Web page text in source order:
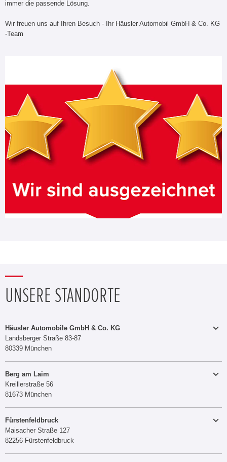
immer die passende Lösung.
Wir freuen uns auf Ihren Besuch - Ihr Häusler Automobil GmbH & Co. KG
-Team
UNSERE STANDORTE
Häusler Automobile GmbH & Co. KG
Landsberger Straße 83-87
80339 München
E-MAIL SENDEN
Service-Annahme und Fahrzeugabholung
Mo – Fr:
Teile & Zubehör
Mo.-Fr.
Berg am Laim
Kreillerstraße 56
81673 München
E-MAIL SENDEN
Verkauf
Mo.-Fr.
8:30 - 18:00 Uhr
Fürstenfeldbruck
Maisacher Straße 127
82256 Fürstenfeldbruck